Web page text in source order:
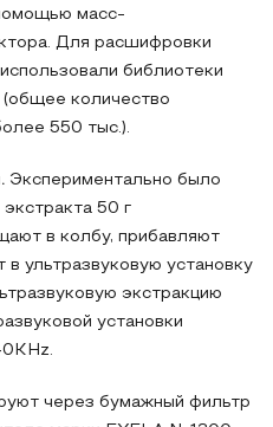
масс-
Для расшифровки
библиотеки
количество
550 тыс.).
Экспериментально было
50 г
в колбу, прибавляют
ультразвуковую установку
экстракцию
установки
через бумажный фильтр